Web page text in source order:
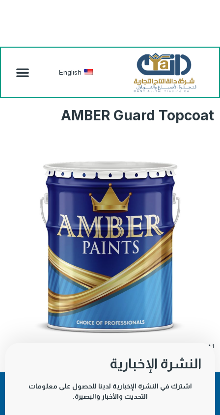
English
AMBER Guard Topcoat
AMBER-Guard-Topcoat-1
النشرة الإخبارية
اشترك في النشرة الإخبارية لدينا للحصول على معلومات
التحديث والأخبار والبصيرة.